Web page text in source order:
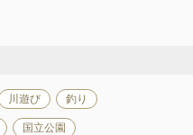
川遊び 釣り
国立公園